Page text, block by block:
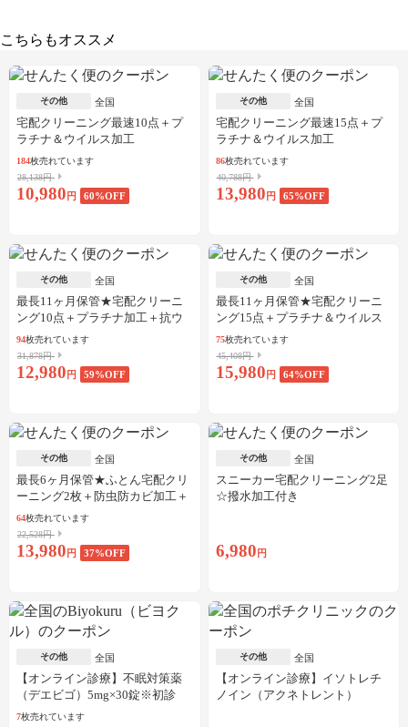
こちらもオススメ
その他 全国
宅配クリーニング最速10点＋プ
ラチナ＆ウイルス加工
184枚売れています
28,138円
10,980 円 60%OFF
その他 全国
宅配クリーニング最速15点＋プ
ラチナ＆ウイルス加工
86枚売れています
40,788円
13,980 円 65%OFF
その他 全国
最長11ヶ月保管★宅配クリーニ
ング10点＋プラチナ加工＋抗ウ
イルス加工
94枚売れています
31,878円
12,980 円 59%OFF
その他 全国
最長11ヶ月保管★宅配クリーニ
ング15点＋プラチナ＆ウイルス
加工
75枚売れています
45,408円
15,980 円 64%OFF
その他 全国
最長6ヶ月保管★ふとん宅配クリ
ーニング2枚＋防虫防カビ加工＋
しみ抜き
64枚売れています
22,528円
13,980 円 37%OFF
その他 全国
スニーカー宅配クリーニング2足
☆撥水加工付き
6,980 円
その他 全国
【オンライン診療】不眠対策薬
（デエビゴ）5mg×30錠※初診
料・送料込
7枚売れています
その他 全国
【オンライン診療】イソトレチ
ノイン（アクネトレント）